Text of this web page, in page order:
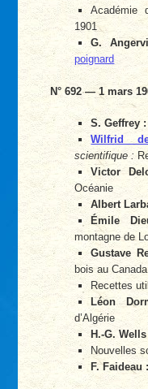
Académie
1901
G.
poignard
N° 692 — 1 mars
S. Geffrey :
Wilfrid
scientifique :
Victor
Océanie
Albert
Émile
montagne de
Gustave
bois au Canada
Recettes
Léon
d’Algérie
H.-G.
Nouvelles
F. Faideau :